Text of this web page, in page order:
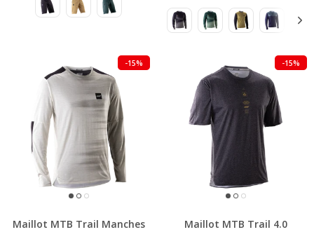
-15%
Maillot MTB Trail Manches
-15%
Maillot MTB Trail 4.0